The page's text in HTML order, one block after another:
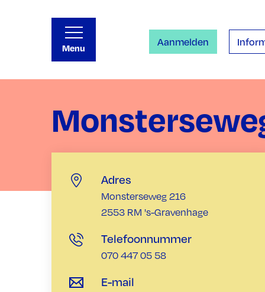
Menu
Aanmelden
Adres
Monsterseweg 216
2553 RM 's-Gravenhage
Telefoonnummer
070 447 05 58
E-mail